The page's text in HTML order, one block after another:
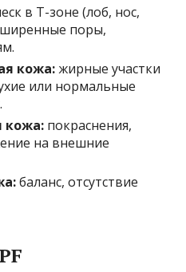
в Т-зоне (лоб, нос,
поры,
кожа:жирные участки
или нормальные
кожа: покраснения,
на внешние
баланс, отсутствие